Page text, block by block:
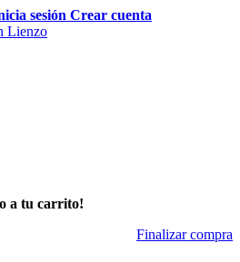
sesión Crear cuenta
a tu carrito!
Finalizar compra